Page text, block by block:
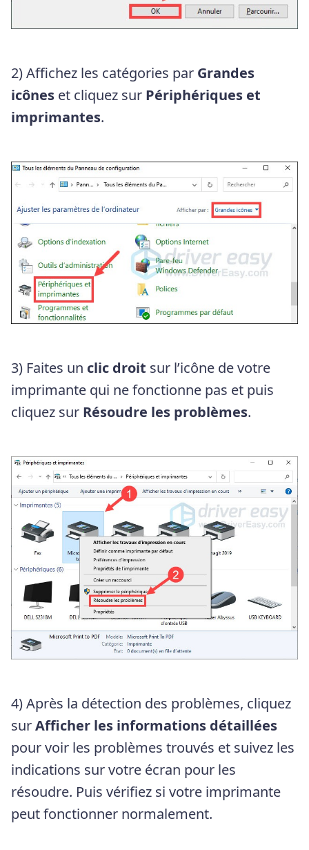
2) Affichez les catégories par Grandes
icônes et cliquez sur Périphériques et
imprimantes.
3) Faites un clic droit sur l’icône de votre
imprimante qui ne fonctionne pas et puis
cliquez sur Résoudre les problèmes.
4) Après la détection des problèmes, cliquez
surAfficher les informations détaillées
pour voir les problèmes trouvés et suivez les
indications sur votre écran pour les
résoudre. Puis vérifiez si votre imprimante
peut fonctionner normalement.